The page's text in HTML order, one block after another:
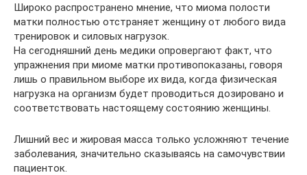
Широко распространено мнение, что миома полости
матки полностью отстраняет женщину от любого вида
тренировок и силовых нагрузок.
На сегодняшний день медики опровергают факт, что
упражнения при миоме матки противопоказаны, говоря
лишь о правильном выборе их вида, когда физическая
нагрузка на организм будет проводиться дозировано и
соответствовать настоящему состоянию женщины.
Лишний вес и жировая масса только усложняют течение
заболевания, значительно сказываясь на самочувствии
пациенток.